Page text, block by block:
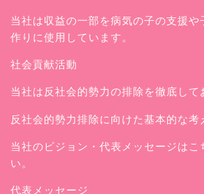
当社は収益の一部を病気の子の支援や
作りに使用しています。
社会貢献活動
当社は反社会的勢力の排除を徹底して
反社会的勢力排除に向けた基本的な考
当社のビジョン・代表メッセージはこ
い。
代表メッセージ